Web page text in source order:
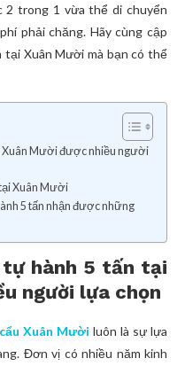
2 trong 1 vừa thể di chuyển
phải chăng. Hãy cùng cập
Xuân Mười mà bạn có thể
Xuân Mười được nhiều người
Xuân Mười
5 tấn nhận được những
tự hành 5 tấn tại
người lựa chọn
Xuân Mười luôn là sự lựa
Đơn vị có nhiều năm kinh